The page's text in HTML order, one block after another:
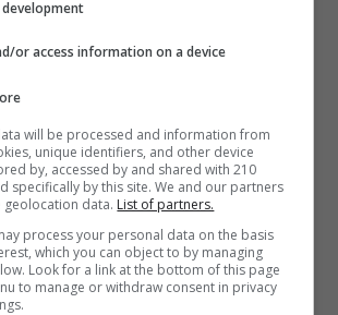
development
or access information on a device
will be processed and information from
unique identifiers, and other device
by, accessed by and shared with 210
specifically by this site. We and our partners
geolocation data. List of partners.
process your personal data on the basis
which you can object to by managing
Look for a link at the bottom of this page
to manage or withdraw consent in privacy